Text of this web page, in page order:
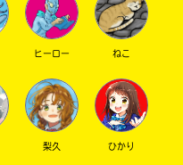
このマチのことを
もっと知りたい
ヒーロー ねこ
梨久 ひかり